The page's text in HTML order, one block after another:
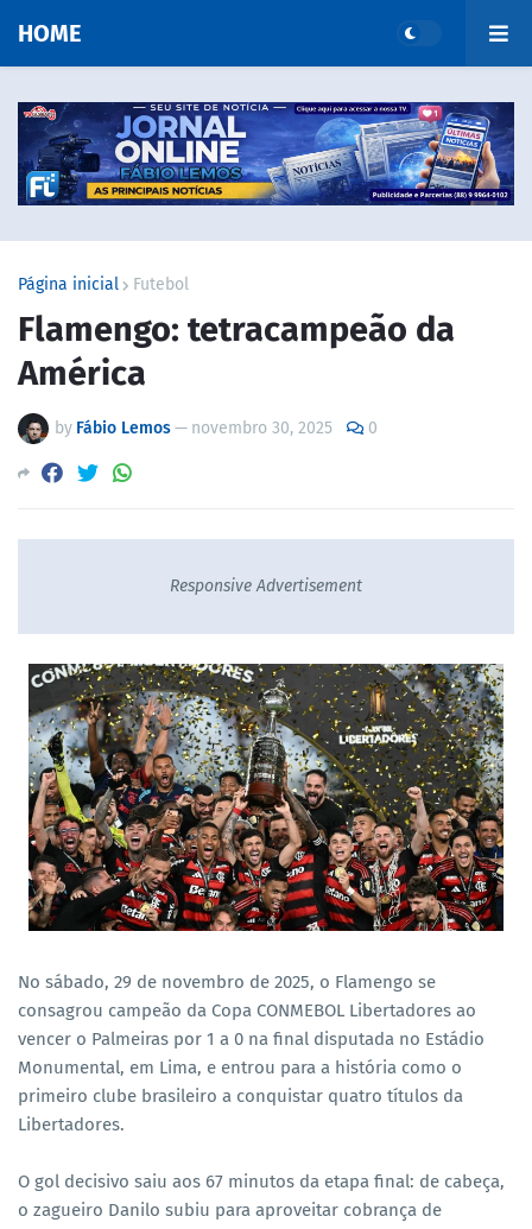
HOME
Página inicial Futebol
Flamengo: tetracampeão da
América
by Fábio Lemos— novembro 30, 2025 0
Responsive Advertisement
No sábado, 29 de novembro de 2025, o Flamengo se
consagrou campeão da Copa CONMEBOL Libertadores ao
vencer o Palmeiras por 1 a 0 na final disputada no Estádio
Monumental, em Lima, e entrou para a história como o
primeiro clube brasileiro a conquistar quatro títulos da
Libertadores.
O gol decisivo saiu aos 67 minutos da etapa final: de cabeça,
o zagueiro Danilo subiu para aproveitar cobrança de